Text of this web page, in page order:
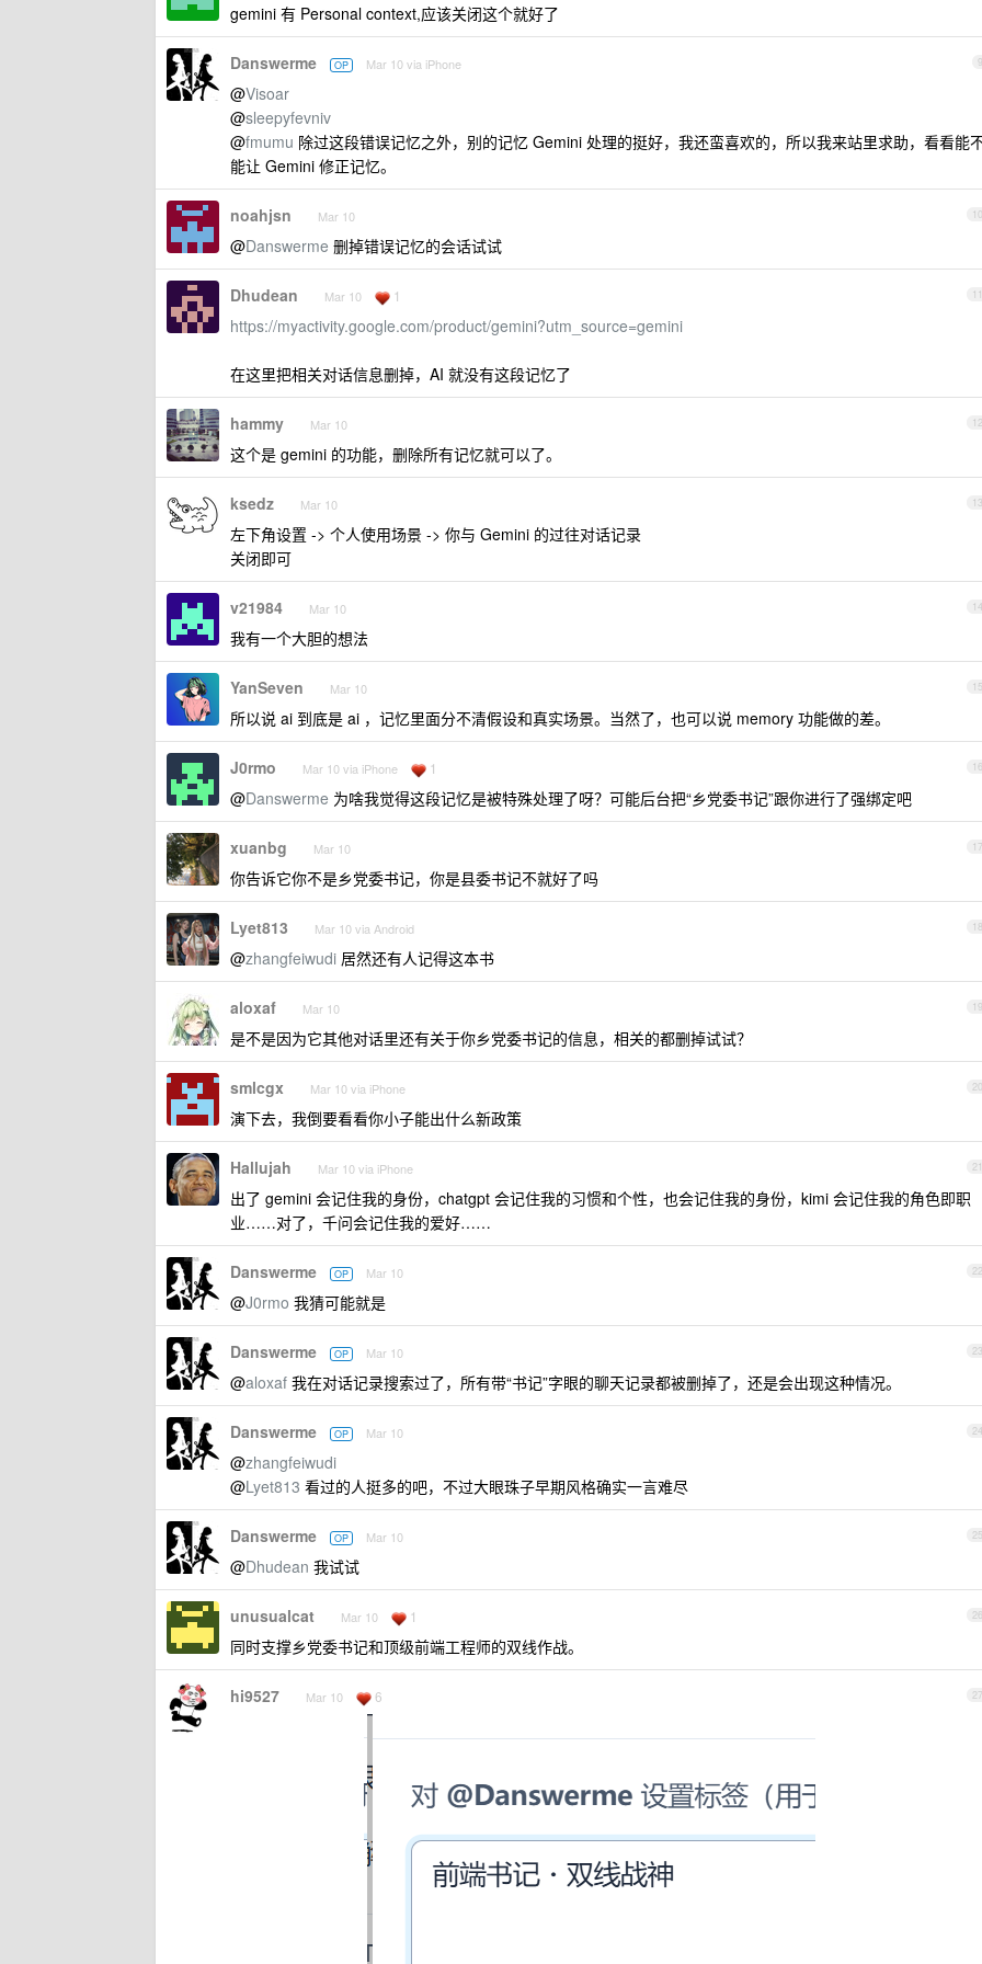
gemini 有 Personal context,应该关闭这个就好了
9
Danswerme OP Mar 10 via iPhone
@Visoar
@sleepyfevniv
@fmumu 除过这段错误记忆之外，别的记忆 Gemini 处理的挺好，我还蛮喜欢的，所以我来站里求助，看看能
能让 Gemini 修正记忆。
10
noahjsn Mar 10
@Danswerme 删掉错误记忆的会话试试
11
Dhudean Mar 10 1
https://myactivity.google.com/product/gemini?utm_source=gemini
在这里把相关对话信息删掉，AI 就没有这段记忆了
12
hammy Mar 10
这个是 gemini 的功能，删除所有记忆就可以了。
13
ksedz Mar 10
左下角设置 -> 个人使用场景 -> 你与 Gemini 的过往对话记录
关闭即可
14
v21984 Mar 10
我有一个大胆的想法
15
YanSeven Mar 10
所以说 ai 到底是 ai ，记忆里面分不清假设和真实场景。当然了，也可以说 memory 功能做的差。
16
J0rmo Mar 10 via iPhone 1
@Danswerme 为啥我觉得这段记忆是被特殊处理了呀？可能后台把“乡党委书记”跟你进行了强绑定吧
17
xuanbg Mar 10
你告诉它你不是乡党委书记，你是县委书记不就好了吗
18
Lyet813 Mar 10 via Android
@zhangfeiwudi 居然还有人记得这本书
19
aloxaf Mar 10
是不是因为它其他对话里还有关于你乡党委书记的信息，相关的都删掉试试？
20
smlcgx Mar 10 via iPhone
演下去，我倒要看看你小子能出什么新政策
21
Hallujah Mar 10 via iPhone
出了 gemini 会记住我的身份，chatgpt 会记住我的习惯和个性，也会记住我的身份，kimi 会记住我的角色即职
业……对了，千问会记住我的爱好……
22
Danswerme OP Mar 10
@J0rmo 我猜可能就是
23
Danswerme OP Mar 10
@aloxaf 我在对话记录搜索过了，所有带“书记”字眼的聊天记录都被删掉了，还是会出现这种情况。
24
Danswerme OP Mar 10
@zhangfeiwudi
@Lyet813 看过的人挺多的吧，不过大眼珠子早期风格确实一言难尽
25
Danswerme OP Mar 10
@Dhudean 我试试
26
unusualcat Mar 10 1
同时支撑乡党委书记和顶级前端工程师的双线作战。
27
hi9527 Mar 10 6